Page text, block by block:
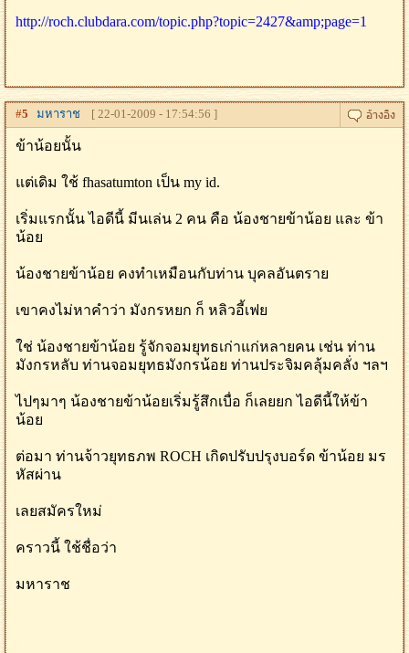
http://roch.clubdara.com/topic.php?topic=2427&amp;page=1
#5 มหาราช [ 22-01-2009 - 17:54:56 ]
ข้าน้อยนั้น
แต่เดิม ใช้ fhasatumton เป็น my id.
เริ่มแรกนั้น ไอดีนี้ มีนเล่น 2 คน คือ น้องชายข้าน้อย และ ข้า
น้อย
น้องชายข้าน้อย คงทำเหมือนกับท่าน บุคลอันตราย
เขาคงไม่หาคำว่า มังกรหยก ก็ หลิวอี้เฟย
ใช่ น้องชายข้าน้อย รู้จักจอมยุทธเก่าแก่หลายคน เช่น ท่าน
มังกรหลับ ท่านจอมยุทธมังกรน้อย ท่านประจิมคลุ้มคลั่ง ฯลฯ
ไปๆมาๆ น้องชายข้าน้อยเริ่มรู้สึกเบื่อ ก็เลยยก ไอดีนี้ให้ข้า
น้อย
ต่อมา ท่านจ้าวยุทธภพ ROCH เกิดปรับปรุงบอร์ด ข้าน้อย มร
หัสผ่าน
เลยสมัครใหม่
คราวนี้ ใช้ชื่อว่า
มหาราช